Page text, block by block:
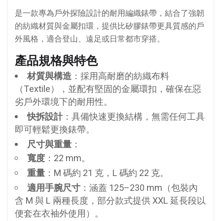
是一款專為戶外探險設計的耐用編織錶帶，結合了強韌
的紡織材質與金屬扣環，提供比矽膠錶帶更具質感的戶
外風格，適合登山、遠足或日常都市穿搭。
產品規格與特色
材質與構造 ：採用高耐磨的紡織布料
（Textile），並配有堅固的金屬環扣，確保在惡
劣戶外環境下的耐用性。
快拆設計：具備快速更換結構，無需任何工具
即可輕鬆更換錶帶。
尺寸與重量 ：
寬度 ：22 mm。
重量 ：M 碼約 21 克，L 碼約 22 克。
適用手腕尺寸 ：涵蓋 125–230 mm（包裝內
含 M 與 L 兩種長度，部分款式提供 XXL 延長段以
便套在衣袖外使用）。